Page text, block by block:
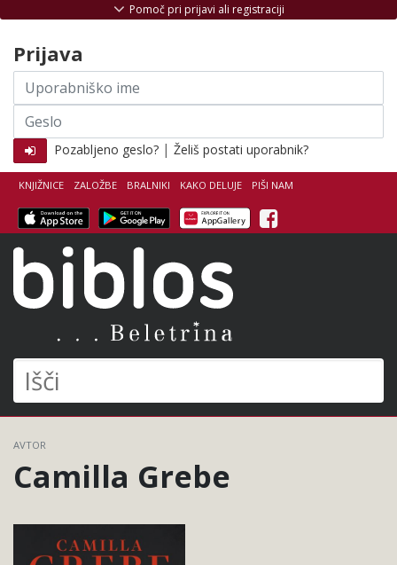
Išči
KNJIŽNICE ZALOŽBE BRALNIKI KAKO DELUJE PIŠI NAM
Facebook
Pomoč pri prijavi ali registraciji
Prijava
Uporabniško
ime
Geslo
Pozabljeno geslo? | Želiš postati uporabnik?
AVTOR
Camilla Grebe